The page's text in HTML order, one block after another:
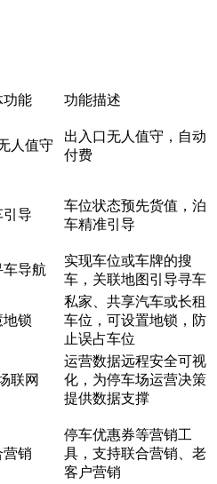
功能 功能描述
人值守
出入口无人值守，自动
付费
引导
车位状态预先货值，泊
车精准引导
车导航
实现车位或车牌的搜
车，关联地图引导寻车
地锁
私家、共享汽车或长租
车位，可设置地锁，防
止误占车位
联网
运营数据远程安全可视
化，为停车场运营决策
提供数据支撑
营销
停车优惠券等营销工
具，支持联合营销、老
客户营销